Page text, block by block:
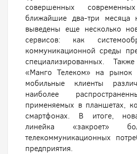
совершенных
ближайшие два-три месяца
выведены еще несколько
сервисов: как
коммуникационной среды
специализированных.
«Манго Телеком» на рынок
мобильные клиенты
наиболее
применяемых в планшетах,
смартфонах. В итоге,
линейка «закроет»
телекоммуникационных
предприятия.